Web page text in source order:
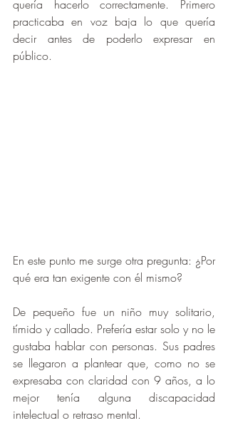
quería hacerlo correctamente. Primero
practicaba en voz baja lo que quería
decir antes de poderlo expresar en
público.
En este punto me surge otra pregunta: ¿Por
qué era tan exigente con él mismo?
De pequeño fue un niño muy solitario,
tímido y callado. Prefería estar solo y no le
gustaba hablar con personas. Sus padres
se llegaron a plantear que, como no se
expresaba con claridad con 9 años, a lo
mejor tenía alguna discapacidad
intelectual o retraso mental.